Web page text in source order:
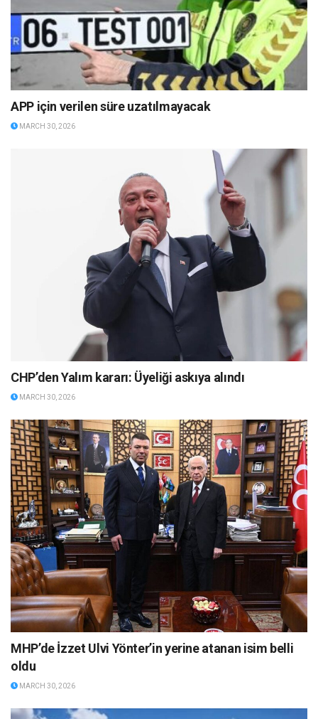
APP için verilen süre uzatılmayacak
MARCH 30, 2026
CHP’den Yalım kararı: Üyeliği askıya alındı
MARCH 30, 2026
MHP’de İzzet Ulvi Yönter’in yerine atanan isim belli
oldu
MARCH 30, 2026